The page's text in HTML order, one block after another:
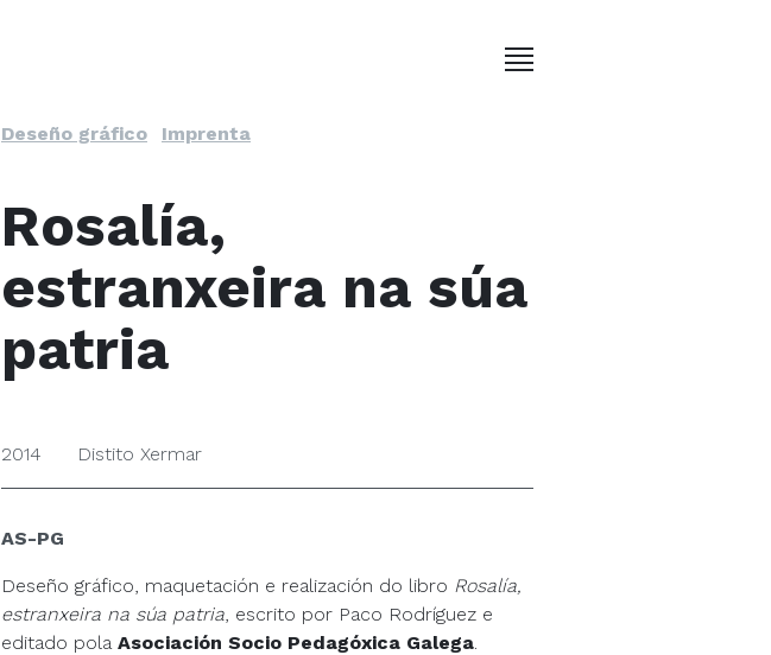
Deseño gráfico Imprenta
Rosalía,
estranxeira na súa
patria
2014 Distito Xermar
AS-PG
Deseño gráfico, maquetación e realización do libro Rosalía,
estranxeira na súa patria, escrito por Paco Rodríguez e
editado pola Asociación Socio Pedagóxica Galega.